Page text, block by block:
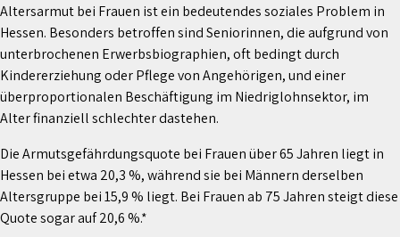
Altersarmut bei Frauen ist ein bedeutendes soziales Problem in
Hessen. Besonders betroffen sind Seniorinnen, die aufgrund von
unterbrochenen Erwerbsbiographien, oft bedingt durch
Kindererziehung oder Pflege von Angehörigen, und einer
überproportionalen Beschäftigung im Niedriglohnsektor, im
Alter finanziell schlechter dastehen.
Die Armutsgefährdungsquote bei Frauen über 65 Jahren liegt in
Hessen bei etwa 20,3 %, während sie bei Männern derselben
Altersgruppe bei 15,9 % liegt. Bei Frauen ab 75 Jahren steigt diese
Quote sogar auf 20,6 %.*